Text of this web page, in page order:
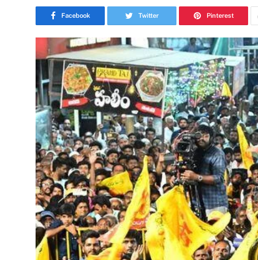
Facebook Twitter Pinterest